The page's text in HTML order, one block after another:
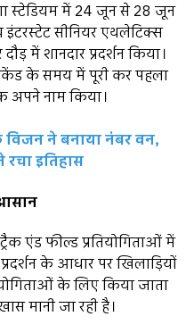
स्टेडियम में 24 जून से 28 जून
इंटरस्टेट सीनियर एथलेटिक्स
में शानदार प्रदर्शन किया।
के समय में पूरी कर पहला
अपने नाम किया।
विजन ने बनाया नंबर वन,
इतिहास
एंड फील्ड प्रतियोगिताओं में
प्रदर्शन के आधार पर खिलाड़ियों
के लिए किया जाता
मानी जा रही है।